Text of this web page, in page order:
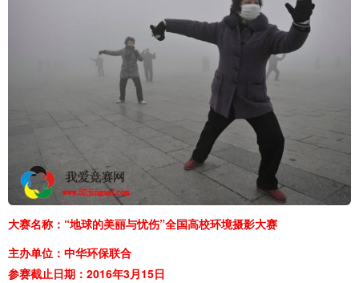
大赛名称：“地球的美丽与忧伤”全国高校环境摄影大赛
主办单位：中华环保联合
参赛截止日期：2016年3月15日